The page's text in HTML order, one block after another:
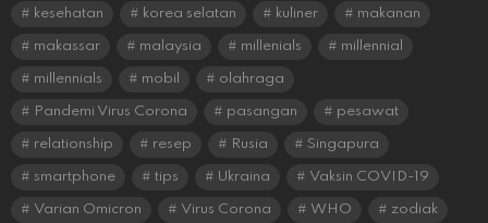
kesehatan korea selatan kuliner makanan
makassar malaysia millenials millennial
millennials mobil olahraga
Pandemi Virus Corona pasangan pesawat
relationship resep Rusia Singapura
smartphone tips Ukraina Vaksin COVID-19
Varian Omicron Virus Corona WHO zodiak